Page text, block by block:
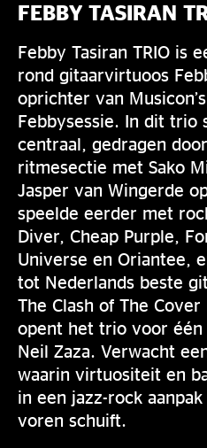
FEBBY TASIRAN
Febby Tasiran TRIO is
rond gitaarvirtuoos
oprichter van
Febbysessie. In dit trio
centraal, gedragen
ritmesectie met Sako
Jasper van Wingerde
speelde eerder met
Diver, Cheap Purple,
Universe en Oriantee,
tot Nederlands beste
The Clash of The
opent het trio voor één
Neil Zaza. Verwacht
waarin virtuositeit en
in een jazz-rock
voren schuift.